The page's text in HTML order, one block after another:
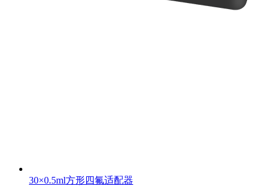
30×0.5ml方形四氟适配器